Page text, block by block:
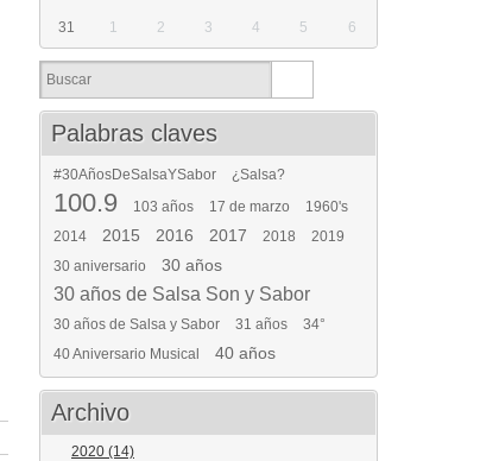
31 1 2 3 4 5 6
Palabras claves
#30AñosDeSalsaYSabor ¿Salsa?
100.9 103 años 17 de marzo
1960's
2014
2015 2016 2017 2018
2019
30 aniversario
30 años
30 años de Salsa Son y Sabor
30 años de Salsa y Sabor 31 años
34°
40 Aniversario Musical
40 años
Archivo
2020 (14)